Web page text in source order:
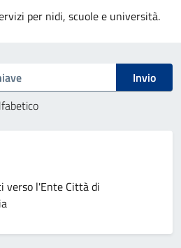
per nidi, scuole e università.
Invio
verso l'Ente Città di